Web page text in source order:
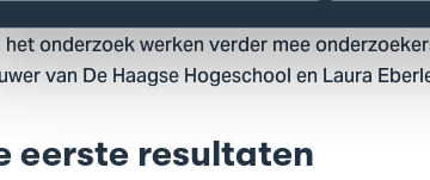
onderzoek werken verder mee
van De Haagse Hogeschool en Laura
eerste resultaten